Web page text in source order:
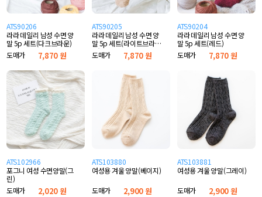
ATS90206
라라 데일리 남성 수면 양
말 5p 세트(다크브라운)
도매가
7,870 원
ATS90205
라라 데일리 남성 수면 양
말 5p 세트(라이트브라
운)
도매가 7,870 원
ATS90204
라라 데일리 남성 수면 양
말 5p 세트(레드)
도매가
7,870 원
ATS102966
포그니 여성 수면양말(그
린)
도매가
2,020 원
ATS103880
여성용 겨울 양말(베이지)
도매가
2,900 원
ATS103881
여성용 겨울 양말(그레이)
도매가
2,900 원